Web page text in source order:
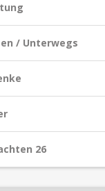
/ Unterwegs
26